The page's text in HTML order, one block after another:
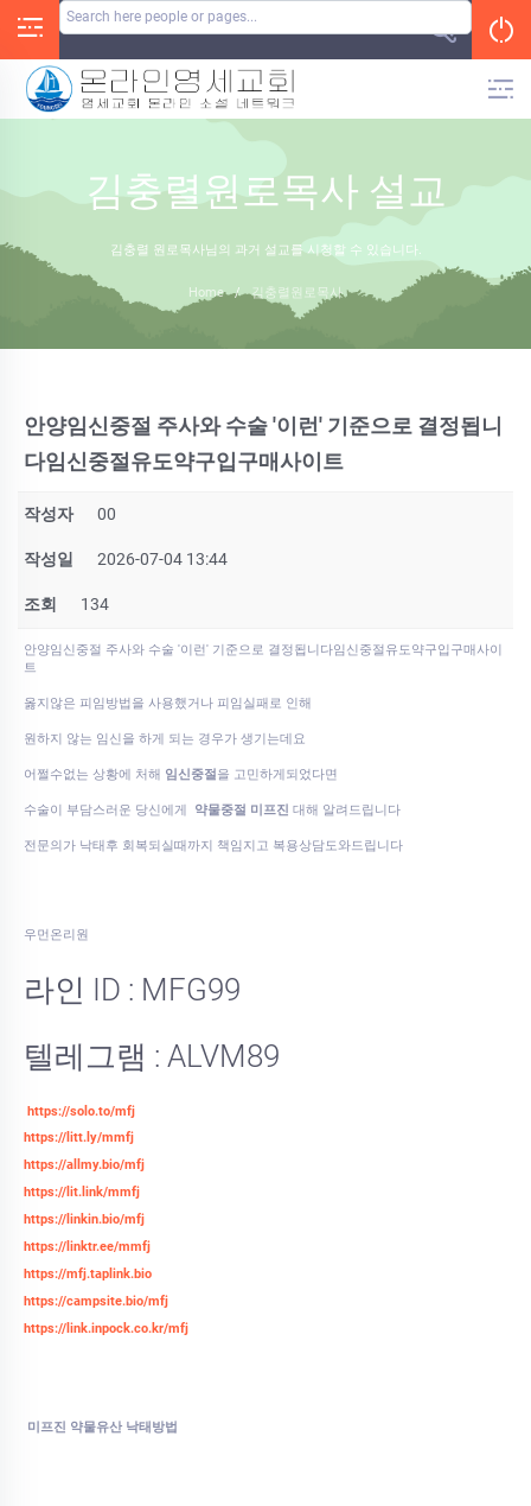
김충렬원로목사 설교
김충렬 원로목사님의 과거 설교를 시청할 수 있습니다.
Home / 김충렬원로목사
안양임신중절 주사와 수술 '이런' 기준으로 결정됩니
다임신중절유도약구입구매사이트
작성자 00
작성일 2026-07-04 13:44
조회 134
안양임신중절 주사와 수술 '이런' 기준으로 결정됩니다임신중절유도약구입구매사이
트
옳지않은 피임방법을 사용했거나 피임실패로 인해
원하지 않는 임신을 하게 되는 경우가 생기는데요
어쩔수없는 상황에 처해 임신중절을 고민하게되었다면
수술이 부담스러운 당신에게 약물중절 미프진 대해 알려드립니다
전문의가 낙태후 회복되실때까지 책임지고 복용상담도와드립니다
우먼온리원
라인 ID : MFG99
텔레그램 : ALVM89
https://solo.to/mfj
https://litt.ly/mmfj
https://allmy.bio/mfj
https://lit.link/mmfj
https://linkin.bio/mfj
https://linktr.ee/mmfj
https://mfj.taplink.bio
https://campsite.bio/mfj
https://link.inpock.co.kr/mfj
미프진 약물유산 낙태방법